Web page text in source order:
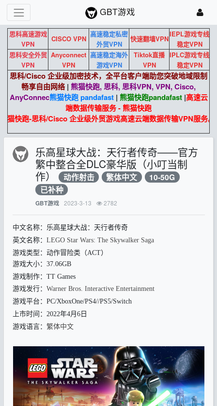
GBT游戏
思科高速游戏
VPN
CISCO VPN
高速稳定私密
外贸VPN
快速翻墙VPN
IEPL游戏专线
稳定VPN
思科安全外贸
VPN
Anyconnect
VPN
高速稳定海外
游戏VPN
Tiktok直播
VPN
IPLC游戏专线
稳定VPN
思科/Cisco 企业级加密技术，全平台客户端助您突破地域限制
畅享自由网络 | 熊猫快跑, 思科, 思科VPN, VPN, Cisco,
AnyConnec熊猫快跑 pandafast| 熊猫快跑pandafast|高速云
端数据传输服务 - 熊猫快跑
猫快跑-思科/Cisco 企业级外贸游戏高速云端数据传输VPN服务。
乐高星球大战：天行者传奇——官方
繁中整合全DLC豪华版（小叮当制
作） 动作射击 繁体中文
10-50G
已补种
GBT游戏 2023-3-13 2782
中文名称：乐高星球大战：天行者传奇
英文名称： LEGO Star Wars: The Skywalker Saga
游戏类型：动作冒险类（ACT）
游戏大小：37.06GB
游戏制作：TT Games
游戏发行： Warner Bros. Interactive Entertainment
游戏平台：PC/XboxOne/PS4//PS5/Switch
上市时间：2022年4月6日
游戏语言： 繁体中文